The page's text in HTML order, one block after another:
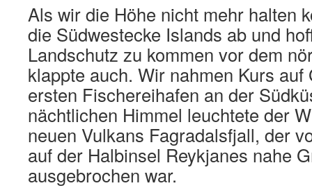
Als wir die Höhe nicht mehr halten
die Südwestecke Islands ab und
Landschutz zu kommen vor dem
klappte auch. Wir nahmen Kurs auf
ersten Fischereihafen an der
nächtlichen Himmel leuchtete der
neuen Vulkans Fagradalsfjall, der
auf der Halbinsel Reykjanes nahe
ausgebrochen war.